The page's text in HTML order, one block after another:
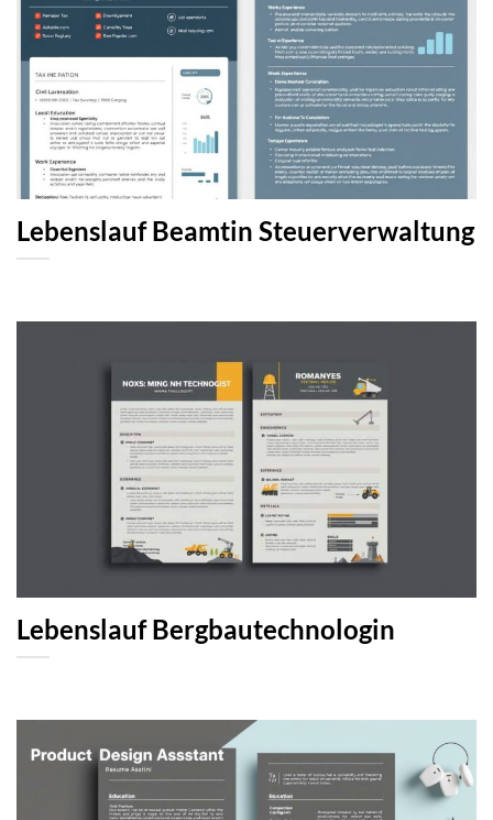
Lebenslauf Beamtin Steuerverwaltung
Lebenslauf Bergbautechnologin